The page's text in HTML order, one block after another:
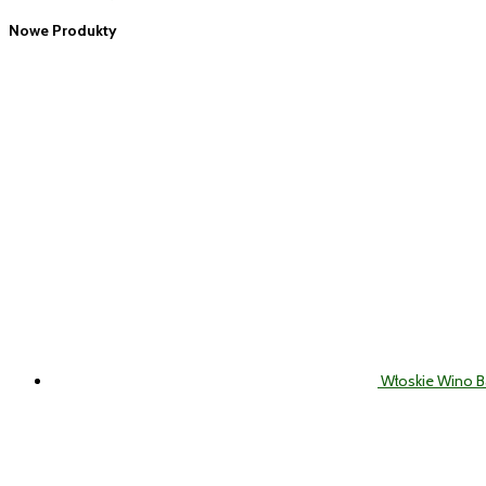
Nowe Produkty
Włoskie Wino